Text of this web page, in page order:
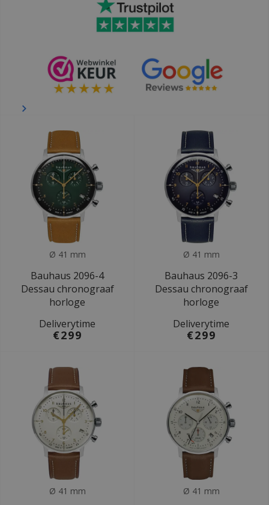
Ø 41 mm
Bauhaus 2096-4
Dessau chronograaf
horloge
Deliverytime
€299
Ø 41 mm
Bauhaus 2096-3
Dessau chronograaf
horloge
Deliverytime
€299
Ø 41 mm Ø 41 mm